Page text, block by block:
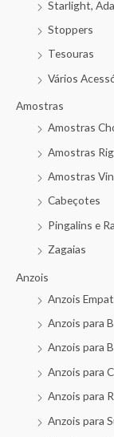
Starlight,
Stoppers
Tesouras
Vários
Amostras
Amostras
Amostras
Amostras
Cabeçotes
Pingalins e
Zagaias
Anzois
Anzois
Anzois para
Anzois para
Anzois para
Anzois para
Anzois para